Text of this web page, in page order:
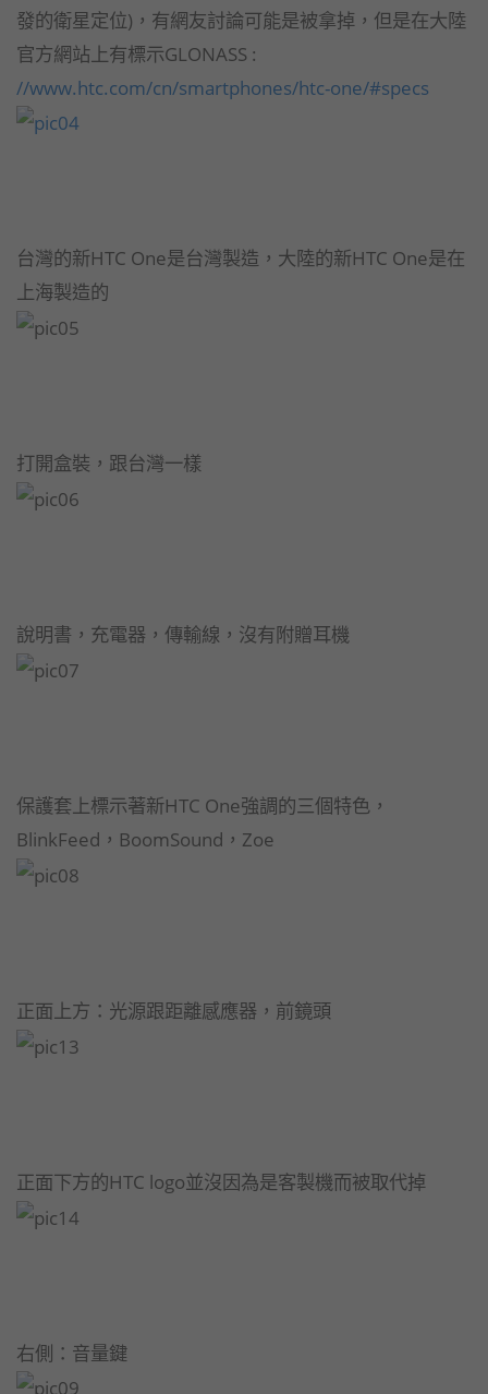
發的衛星定位)，有網友討論可能是被拿掉，但是在大陸
官方網站上有標示GLONASS :
//www.htc.com/cn/smartphones/htc-one/#specs
台灣的新HTC One是台灣製造，大陸的新HTC One是在
上海製造的
打開盒裝，跟台灣一樣
說明書，充電器，傳輸線，沒有附贈耳機
保護套上標示著新HTC One強調的三個特色，
BlinkFeed，BoomSound，Zoe
正面上方：光源跟距離感應器，前鏡頭
正面下方的HTC logo並沒因為是客製機而被取代掉
右側：音量鍵